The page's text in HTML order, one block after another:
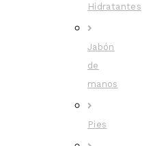
Hidratantes
Jabón
de
manos
Pies